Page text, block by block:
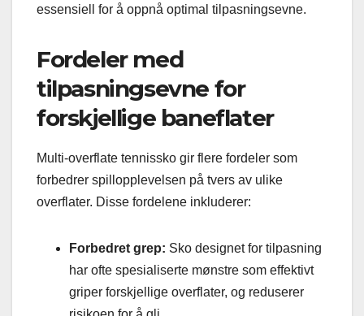
essensiell for å oppnå optimal tilpasningsevne.
Fordeler med
tilpasningsevne for
forskjellige baneflater
Multi-overflate tennissko gir flere fordeler som
forbedrer spillopplevelsen på tvers av ulike
overflater. Disse fordelene inkluderer:
Forbedret grep: Sko designet for tilpasning
har ofte spesialiserte mønstre som effektivt
griper forskjellige overflater, og reduserer